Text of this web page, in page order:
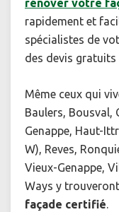
rénover votre
rapidement et
spécialistes de
des devis gratuits
Même ceux qui
Baulers, Bousval,
Genappe, Haut-
W), Reves,
Vieux-Genappe,
Ways y
façade certifié.